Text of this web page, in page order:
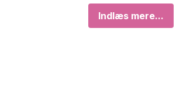
Indlæs mere...